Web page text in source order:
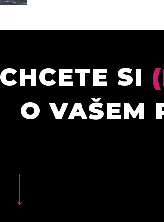
CHCETE SI
O VAŠEM